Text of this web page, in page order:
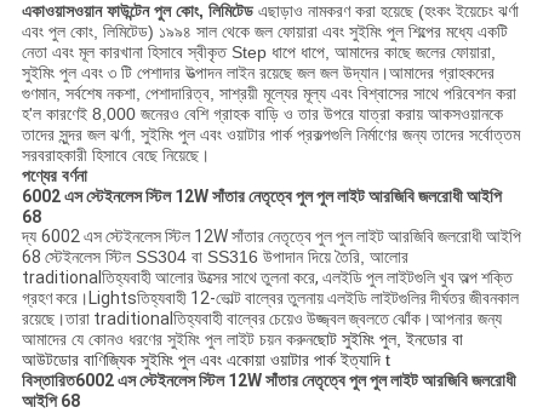
একাওয়াসওয়ান ফাউন্টেন পুল কোং, লিমিটেড এছাড়াও নামকরণ করা হয়েছে (হংকং ইয়েচেং ঝর্ণা
এবং পুল কোং, লিমিটেড) ১৯৯৪ সাল থেকে জল ফোয়ারা এবং সুইমিং পুল শিল্পের মধ্যে একটি
নেতা এবং মূল কারখানা হিসাবে স্বীকৃত Step ধাপে ধাপে, আমাদের কাছে জলের ফোয়ারা,
সুইমিং পুল এবং ৩ টি পেশাদার উত্পাদন লাইন রয়েছে জল জল উদ্যান।আমাদের গ্রাহকদের
গুণমান, সর্বশেষ নকশা, পেশাদারিত্ব, সাশ্রয়ী মূল্যের মূল্য এবং বিশ্বাসের সাথে পরিবেশন করা
হ'ল কারণেই 8,000 জনেরও বেশি গ্রাহক বাড়ি ও তার উপরে যাত্রা করায় আকসওয়ানকে
তাদের সুন্দর জল ঝর্ণা, সুইমিং পুল এবং ওয়াটার পার্ক প্রকল্পগুলি নির্মাণের জন্য তাদের সর্বোত্তম
সরবরাহকারী হিসাবে বেছে নিয়েছে।
পণ্যের বর্ণনা
6002 এস স্টেইনলেস স্টিল 12W সাঁতার নেতৃত্বে পুল পুল লাইট আরজিবি জলরোধী আইপি
68
দ্য 6002 এস স্টেইনলেস স্টিল 12W সাঁতার নেতৃত্বে পুল পুল লাইট আরজিবি জলরোধী আইপি
68 স্টেইনলেস স্টিল SS304 বা SS316 উপাদান দিয়ে তৈরি, আলোর
traditionalতিহ্যবাহী আলোর উত্সের সাথে তুলনা করে, এলইডি পুল লাইটগুলি খুব অল্প শক্তি
গ্রহণ করে।Lightsতিহ্যবাহী 12-ভোল্ট বাল্বের তুলনায় এলইডি লাইটগুলির দীর্ঘতর জীবনকাল
রয়েছে।তারা traditionalতিহ্যবাহী বাল্বের চেয়েও উজ্জ্বল জ্বলতে ঝোঁক।আপনার জন্য
আমাদের যে কোনও ধরণের সুইমিং পুল লাইট চয়ন করুনছোট সুইমিং পুল, ইনডোর বা
আউটডোর বাণিজ্যিক সুইমিং পুল এবং একোয়া ওয়াটার পার্ক ইত্যাদি t
বিস্তারিত6002 এস স্টেইনলেস স্টিল 12W সাঁতার নেতৃত্বে পুল পুল লাইট আরজিবি জলরোধী
আইপি 68